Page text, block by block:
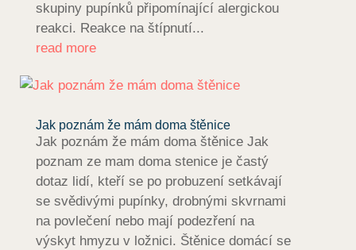
skupiny pupínků připomínající alergickou
reakci. Reakce na štípnutí...
read more
Jak poznám že mám doma štěnice
Jak poznám že mám doma štěnice Jak
poznam ze mam doma stenice je častý
dotaz lidí, kteří se po probuzení setkávají
se svědivými pupínky, drobnými skvrnami
na povlečení nebo mají podezření na
výskyt hmyzu v ložnici. Štěnice domácí se